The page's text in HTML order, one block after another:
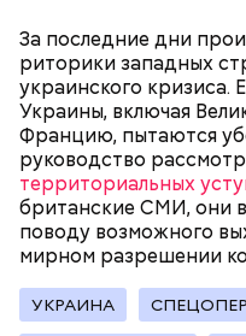
За последние дни
риторики западных
украинского кризиса.
Украины, включая
Францию, пытаются
руководство
территориальных
британские СМИ, они
поводу возможного
мирном разрешении
УКРАИНА
Как Цуркова
спецслужбы